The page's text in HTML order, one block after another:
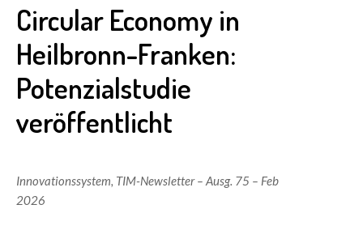
Circular Economy in
Heilbronn-Franken:
Potenzialstudie
veröffentlicht
Innovationssystem, TIM-Newsletter – Ausg. 75 – Feb
2026